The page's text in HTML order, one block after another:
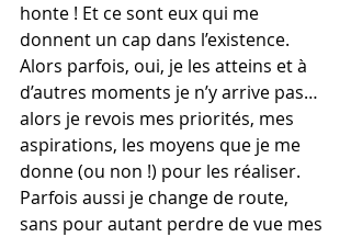
honte ! Et ce sont eux qui me
donnent un cap dans l’existence.
Alors parfois, oui, je les atteins et à
d’autres moments je n’y arrive pas…
alors je revois mes priorités, mes
aspirations, les moyens que je me
donne (ou non !) pour les réaliser.
Parfois aussi je change de route,
sans pour autant perdre de vue mes